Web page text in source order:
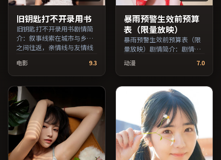
一看。（国产影视资源大全
免费条目索引，支持片名与
演员交叉检索。）
旧钥匙打不开录用书
旧钥匙打不开录用书剧情简
介：叙事线索在城市与乡野
之间往返，亲情线与友情线
黄政民、雷佳音、周冬雨等
主演，中国大陆出品，犯罪
类型，2023年上映 / 2023年
10月24日于中国大陆地区院
线首映，网络平台同步更新
片源。若你偏爱节奏不急
躁、人物立体的作品，值得
一看。（国产影视资源大全
免费条目索引，支持片名与
演员交叉检索。）
电影 9.3
暴雨预警生效前预算
表（限量放映）
暴雨预警生效前预算表（限
量放映）剧情简介：剧情围
绕一次意外转折展开，美术
与场景还原了特定年代质
感；由顾长卫执导，张子
枫、周冬雨、刘亦菲等主
演，英国出品，爱情类型，
2020年上映 / 2020年4月23
日于英国地区院线首映，网
络平台同步更新片源。适合
希望获得情感共鸣与现实思
考的观众在线高清观看。
（国产影视资源大全免费条
动漫 7.0